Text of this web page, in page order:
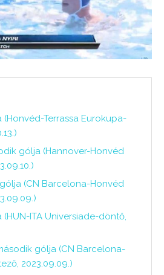
(Honvéd-Terrassa Eurokupa-
gólja (Hannover-Honvéd
(CN Barcelona-Honvéd
ITA Universiade-döntő,
gólja (CN Barcelona-
2023.09.09.)